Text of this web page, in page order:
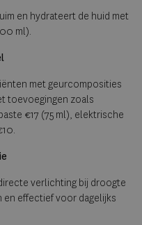
en hydrateert de huid met
ml).
met geurcomposities
toevoegingen zoals
€17 (75 ml), elektrische
verlichting bij droogte
effectief voor dagelijks